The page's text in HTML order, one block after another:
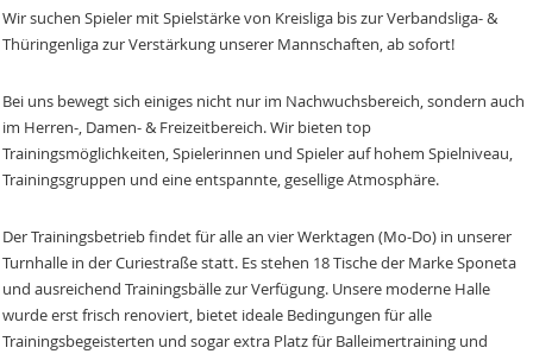
Wir suchen Spieler mit Spielstärke von Kreisliga bis zur Verbandsliga- &
Thüringenliga zur Verstärkung unserer Mannschaften, ab sofort!
Bei uns bewegt sich einiges nicht nur im Nachwuchsbereich, sondern auch
im Herren-, Damen- & Freizeitbereich. Wir bieten top
Trainingsmöglichkeiten, Spielerinnen und Spieler auf hohem Spielniveau,
Trainingsgruppen und eine entspannte, gesellige Atmosphäre.
Der Trainingsbetrieb findet für alle an vier Werktagen (Mo-Do) in unserer
Turnhalle in der Curiestraße statt. Es stehen 18 Tische der Marke Sponeta
und ausreichend Trainingsbälle zur Verfügung. Unsere moderne Halle
wurde erst frisch renoviert, bietet ideale Bedingungen für alle
Trainingsbegeisterten und sogar extra Platz für Balleimertraining und